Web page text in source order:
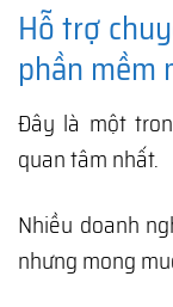
Hỗ trợ
phần mềm
Đây là một
quan tâm nhất.
Nhiều doanh
nhưng mong